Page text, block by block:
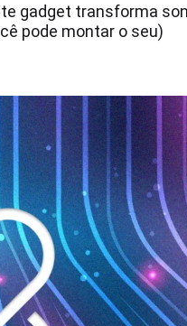
gadget transforma
pode montar o seu)